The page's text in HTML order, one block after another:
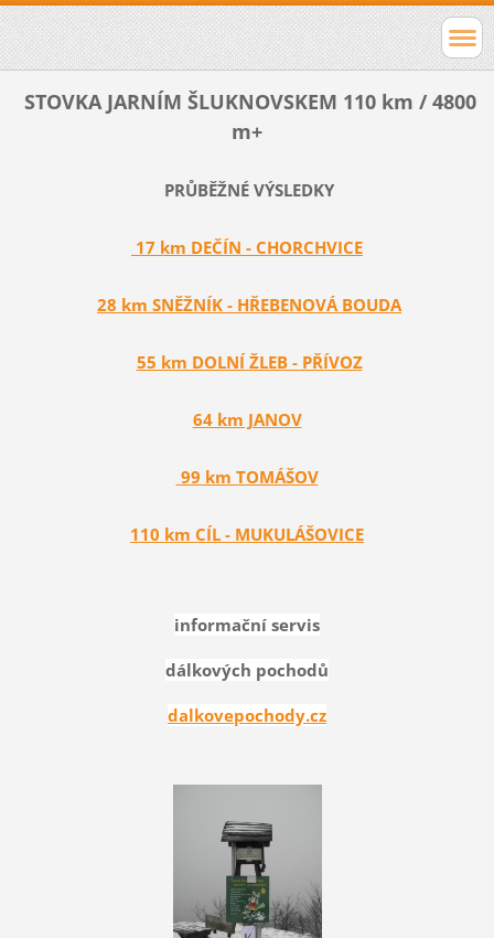
STOVKA JARNÍM ŠLUKNOVSKEM 110 km / 4800
m+
PRŮBĚŽNÉ VÝSLEDKY
17 km DEČÍN - CHORCHVICE
28 km SNĚŽNÍK - HŘEBENOVÁ BOUDA
55 km DOLNÍ ŽLEB - PŘÍVOZ
64 km JANOV
99 km TOMÁŠOV
110 km CÍL - MUKULÁŠOVICE
informační servis
dálkových pochodů
dalkovepochody.cz